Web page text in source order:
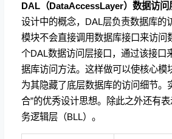
DAL（DataAccessLayer）数据访问
设计中的概念，DAL层负责数据库的
模块不会直接调用数据库接口来访问
个DAL数据访问层接口，通过该接口
据库访问方法。这样做可以使核心模
为其隐藏了底层数据库的访问细节。
合”的优秀设计思想。除此之外还有
务逻辑层（BLL）。